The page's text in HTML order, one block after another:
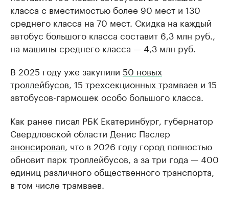
класса с вместимостью более 90 мест и 130
среднего класса на 70 мест. Скидка на каждый
автобус большого класса составит 6,3 млн руб.,
на машины среднего класса — 4,3 млн руб.
В 2025 году уже закупили 50 новых
троллейбусов , 15 трехсекционных трамваев и 15
автобусов-гармошек особо большого класса.
Как ранее писал РБК Екатеринбург, губернатор
Свердловской области Денис Паслер
анонсировал , что в 2026 году город полностью
обновит парк троллейбусов, а за три года — 400
единиц различного общественного транспорта,
в том числе трамваев.